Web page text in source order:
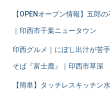
【OPENオープン情報】五郎
｜印西市千葉ニュータウン
印西グルメ｜にぼし出汁が苦
そば『富士鹿』｜印西市草深
【簡単】タッチレスキッチン